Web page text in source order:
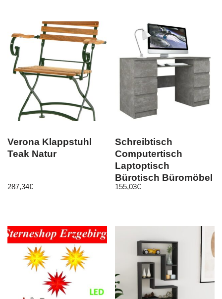
Verona Klappstuhl
Teak Natur
287,34€
Schreibtisch
Computertisch
Laptoptisch
Bürotisch Büromöbel
Arbeitstisch beton
155,03€